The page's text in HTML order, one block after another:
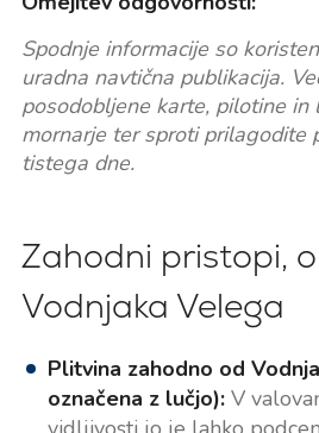
Spodnje informacije so
uradna navtična publikacija.
posodobljene karte, pilotine in
mornarje ter sproti prilagodite
tistega dne.
Zahodni pristopi,
Vodnjaka Velega
Plitvina zahodno od
označena z lučjo):V